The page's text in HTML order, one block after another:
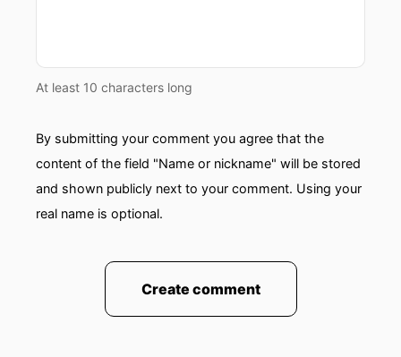
At least 10 characters long
By submitting your comment you agree that the
content of the field "Name or nickname" will be stored
and shown publicly next to your comment. Using your
real name is optional.
Create comment